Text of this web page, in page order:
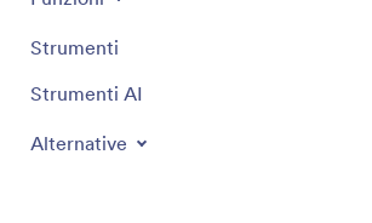
Orecchini
Tavolozze
Pietre portafortuna
Strumenti
Strumenti AI
Alternative